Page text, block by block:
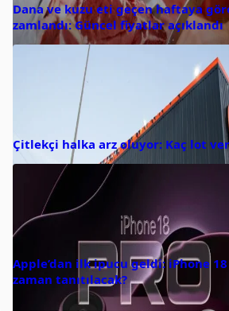
Dana ve kuzu eti geçen haftaya
zamlandı: Güncel fiyatlar açıklandı
Çitlekçi halka arz oluyor: Kaç lot
Apple’dan ilk ipucu geldi: iPhone
zaman tanıtılacak?